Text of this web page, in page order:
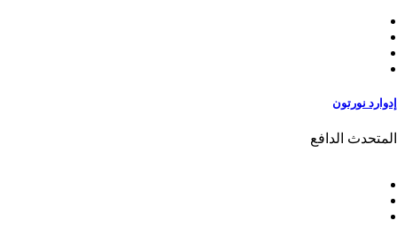
إدوارد نورتون
المتحدث الدافع